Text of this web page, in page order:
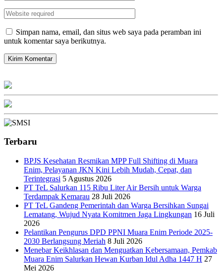
Simpan nama, email, dan situs web saya pada peramban ini
untuk komentar saya berikutnya.
Terbaru
BPJS Kesehatan Resmikan MPP Full Shifting di Muara
Enim, Pelayanan JKN Kini Lebih Mudah, Cepat, dan
Terintegrasi 5 Agustus 2026
PT TeL Salurkan 115 Ribu Liter Air Bersih untuk Warga
Terdampak Kemarau 28 Juli 2026
PT TeL Gandeng Pemerintah dan Warga Bersihkan Sungai
Lematang, Wujud Nyata Komitmen Jaga Lingkungan 16 Juli
2026
Pelantikan Pengurus DPD PPNI Muara Enim Periode 2025-
2030 Berlangsung Meriah 8 Juli 2026
Menebar Keikhlasan dan Menguatkan Kebersamaan, Pemkab
Muara Enim Salurkan Hewan Kurban Idul Adha 1447 H 27
Mei 2026